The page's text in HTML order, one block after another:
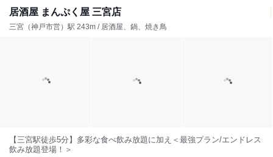
居酒屋 まんぷく屋 三宮店
三宮（神戸市営）駅 243m / 居酒屋、鍋、焼き鳥
【三宮駅徒歩5分】多彩な食べ飲み放題に加え＜最強プラン/エンドレス
飲み放題登場！＞